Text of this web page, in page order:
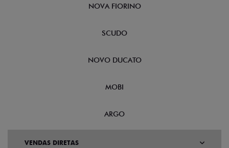
NOVA FIORINO
SCUDO
NOVO DUCATO
MOBI
ARGO
VENDAS DIRETAS